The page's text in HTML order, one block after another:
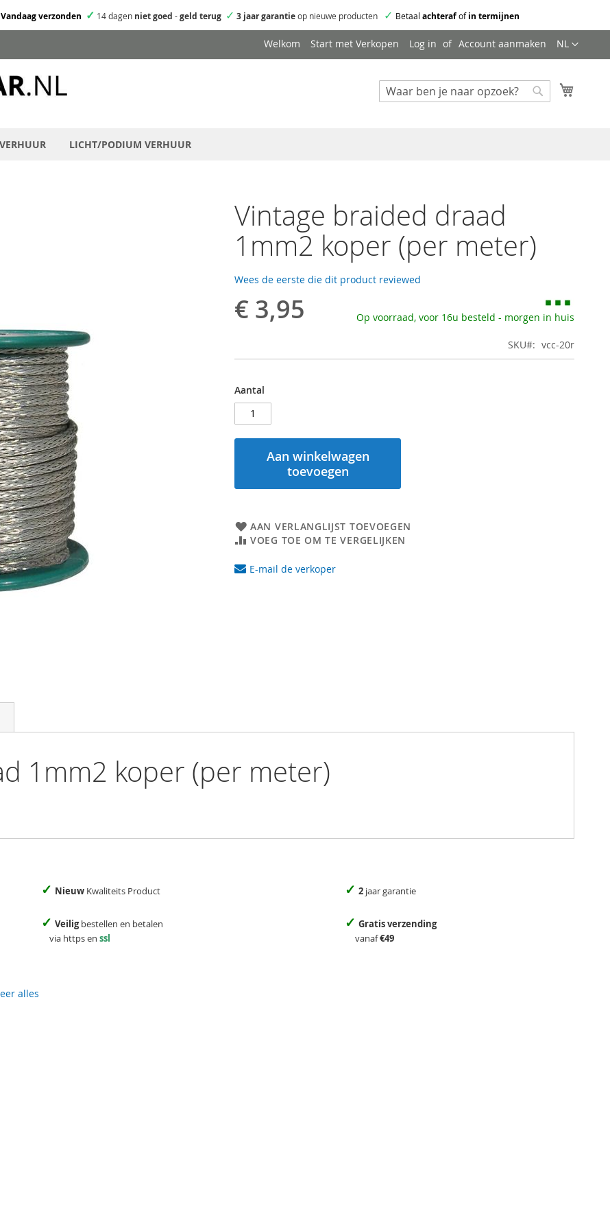
Vandaag verzonden ✓ 14 dagen niet goed -geld terug ✓ 3 jaar garantieop nieuwe producten ✓ Betaal achterafofin termijnen
Taal
NL
Welkom Start met Verkopen Log in Account aanmaken
Zoeken
LICHT/PODIUM VERHUUR
Vintage braided draad
1mm2 koper (per meter)
Wees de eerste die dit product reviewed
€ 3,95 Op voorraad, voor 16u besteld - morgen in huis
SKU vcc-20r
Aantal
Aan winkelwagen
toevoegen
AAN VERLANGLIJST TOEVOEGEN
VOEG TOE OM TE VERGELIJKEN
E-mail de verkoper
1mm2 koper (per meter)
✓ Nieuw Kwaliteits Product ✓ 2 jaar garantie
✓ Veiligbestellen en betalen
via https en ssl
✓ Gratis verzending
vanaf€49
alles